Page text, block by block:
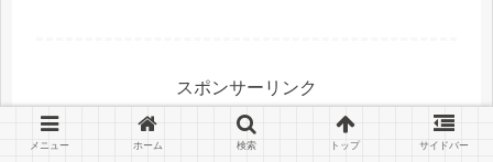
スポンサーリンク
メニュー ホーム 検索 トップ サイドバー